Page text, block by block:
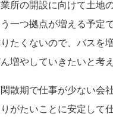
所の開設に向けて土地
一つ拠点が増える予定
たくないので、バスを
増やしていきたいと考
散期で仕事が少ない会
がたいことに安定して